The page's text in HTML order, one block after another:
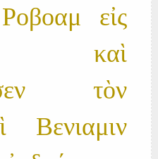
εἰς
καὶ
τὸν
Βενιαμιν